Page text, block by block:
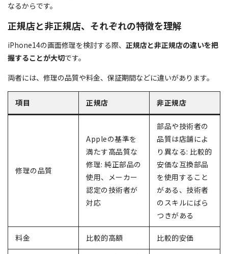
なるからです。
正規店と非正規店、それぞれの特徴を理解
iPhone14の画面修理を検討する際、 正規店と非正規店の違いを把
握することが大切です。
両者には、修理の品質や料金、保証期間などに違いがあります。
項目 正規店 非正規店
修理の品質
Appleの基準を
満たす高品質な
修理: 純正部品の
使用、メーカー
認定の技術者が
対応
部品や技術者の
品質は店舗によ
り異なる: 比較的
安価な互換部品
を使用すること
がある、技術者
のスキルにばら
つきがある
料金 比較的高額 比較的安価